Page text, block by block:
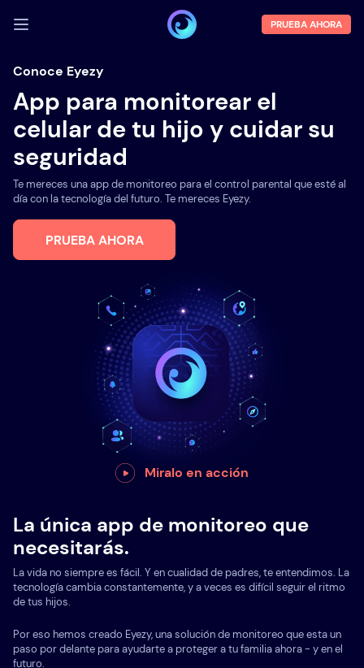
INICIA SESIÓN
Demo
Funciones
Sobre la empresa
Blog
PRUEBA AHORA
Conoce Eyezy
App para monitorear el
celular de tu hijo y cuidar su
seguridad
Te mereces una app de monitoreo para el control parental que esté al
día con la tecnología del futuro. Te mereces Eyezy.
PRUEBA AHORA
Miralo en acción
La única app de monitoreo que
necesitarás.
La vida no siempre es fácil. Y en cualidad de padres, te entendimos. La
tecnología cambia constantemente, y a veces es difícil seguir el ritmo
de tus hijos.
Por eso hemos creado Eyezy, una solución de monitoreo que esta un
paso por delante para ayudarte a proteger a tu familia ahora - y en el
futuro.